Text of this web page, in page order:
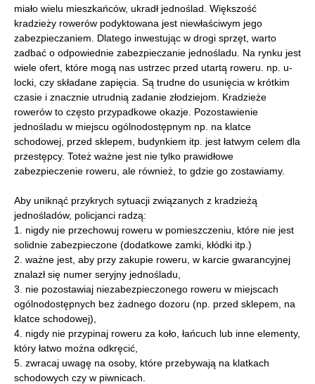
miało wielu mieszkańców, ukradł jednoślad. Większość
kradzieży rowerów podyktowana jest niewłaściwym jego
zabezpieczaniem. Dlatego inwestując w drogi sprzęt, warto
zadbać o odpowiednie zabezpieczanie jednośladu. Na rynku jest
wiele ofert, które mogą nas ustrzec przed utartą roweru. np. u-
locki, czy składane zapięcia. Są trudne do usunięcia w krótkim
czasie i znacznie utrudnią zadanie złodziejom. Kradzieże
rowerów to często przypadkowe okazje. Pozostawienie
jednośladu w miejscu ogólnodostępnym np. na klatce
schodowej, przed sklepem, budynkiem itp. jest łatwym celem dla
przestępcy. Toteż ważne jest nie tylko prawidłowe
zabezpieczenie roweru, ale również, to gdzie go zostawiamy.
Aby uniknąć przykrych sytuacji związanych z kradzieżą
jednośladów, policjanci radzą:
1. nigdy nie przechowuj roweru w pomieszczeniu, które nie jest
solidnie zabezpieczone (dodatkowe zamki, kłódki itp.)
2. ważne jest, aby przy zakupie roweru, w karcie gwarancyjnej
znalazł się numer seryjny jednośladu,
3. nie pozostawiaj niezabezpieczonego roweru w miejscach
ogólnodostępnych bez żadnego dozoru (np. przed sklepem, na
klatce schodowej),
4. nigdy nie przypinaj roweru za koło, łańcuch lub inne elementy,
który łatwo można odkręcić,
5. zwracaj uwagę na osoby, które przebywają na klatkach
schodowych czy w piwnicach.